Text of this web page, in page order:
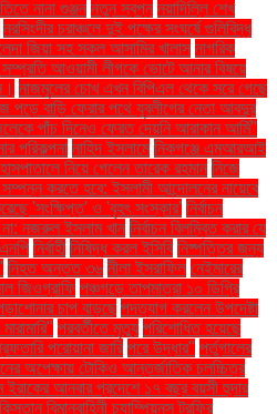
নানা গুঞ্জন নতুন স্বপ্ন নয়াদিল্লি শেখ
নরসিংদীর চরাঞ্চলে দুই পক্ষের সংঘর্ষে গুলিবিদ্ধ
জিয়া সহ সকল আসামির খালাস নাগরিক
আওয়ামী লীগকে ভোটে আনার বিষয়ে
নাজমুলের চোখ এখন বিপিএল থেকে সরে গেছে
পড়ে বাড়ি ফেরার পথে যুবলীগের নেতা আবদুর
পাঁচ দিনেও ফেরত দেয়নি আরাকান আর্মি"
পরিকল্পনা নাহিদ ইসলামে নিকগঞ্জে এমআরআই
নিয়ে গেলেন তারেক রহমান নিজে
সম্পন্ন করতে হবে: ইসলামী আন্দোলনের নায়েবে
'সংক্ষিপ্ত' ও 'বৃহৎ সংস্কার' নির্বাচন
না: নজরুল ইসলাম খান নির্বাচন বিলম্বিত করার যে
নির্বাহী নিষিদ্ধ করল ইসিবি নিষ্পত্তির জন্য
নিহত অন্তত ৩৬ নীলা ইসরাফিল নেইমারের
জিওগ্রাফি পঞ্চগড়ে তাপমাত্রা ১০ ডিগ্রি
চাপ বাড়ছে পদত্যাগ করলেন উপদেষ্টা
পরবর্তীতে মৃত্যু পরিশোধিত হয়েছে
পরোয়ানা জারি পরে উদ্ধার" পর্তুগালের
অপেক্ষায় টোকিও আন্তর্জাতিক চলচ্চিত্র
ইরাকের আনবার প্রদেশে ১৭ বছর বয়সী হুদার
বিমানবাহিনী চ্যাম্পিয়নস ট্রফির